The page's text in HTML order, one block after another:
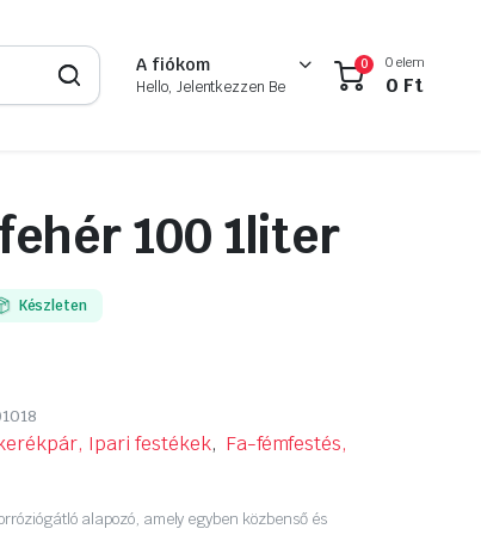
A fiókom
Hello, Jelentkezzen Be
0 0 elem
0 Ft
100 1liter
Készleten
Ipari festékek, Fa-fémfestés,
alapozó, amely egyben közbenső és